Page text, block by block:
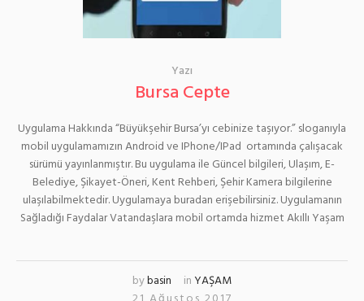
Yazı
Bursa Cepte
Uygulama Hakkında “Büyükşehir Bursa’yı cebinize taşıyor.” sloganıyla
mobil uygulamamızın Android ve IPhone/IPad ortamında çalışacak
sürümü yayınlanmıştır. Bu uygulama ile Güncel bilgileri, Ulaşım, E-
Belediye, Şikayet-Öneri, Kent Rehberi, Şehir Kamera bilgilerine
ulaşılabilmektedir. Uygulamaya buradan erişebilirsiniz. Uygulamanın
Sağladığı Faydalar Vatandaşlara mobil ortamda hizmet Akıllı Yaşam
bybasin inYAŞAM